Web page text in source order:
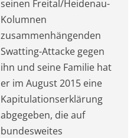
seinen Freital/Heidenau-
Kolumnen
zusammenhängenden
Swatting-Attacke gegen
ihn und seine Familie hat
er im August 2015 eine
Kapitulationserklärung
abgegeben, die auf
bundesweites